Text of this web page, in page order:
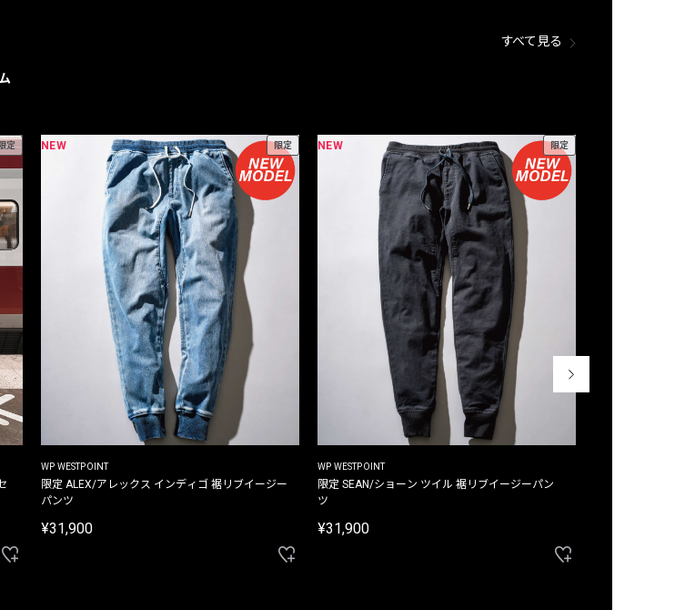
すべて見る
定 NEW 限定
WP WESTPOINT
限定 ALEX/アレックス インディゴ 裾リブイージー
パンツ
¥31,900
NEW 限定
WP WESTPOINT
限定 SEAN/ショーン ツイル 裾リブイージーパン
ツ
¥31,900